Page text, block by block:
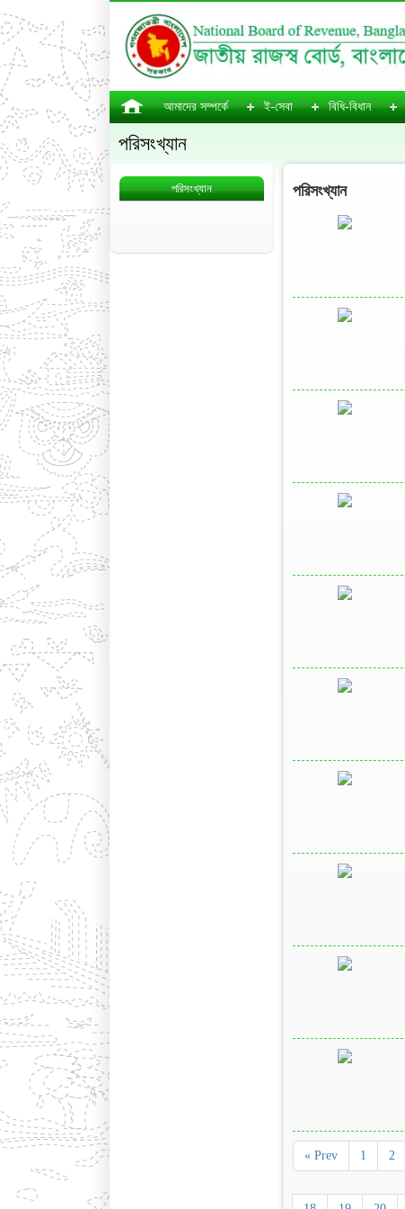
আমাদের সম্পর্কে ই-সেবা বিধি-বিধান
পরিসংখ্যান
পরিসংখ্যান পরিসংখ্যান
« Prev 1 2